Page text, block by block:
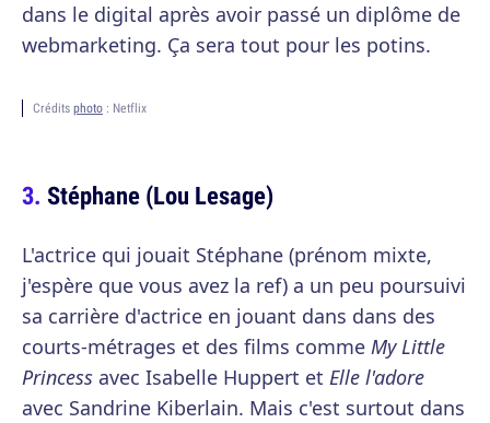
dans le digital après avoir passé un diplôme de
webmarketing. Ça sera tout pour les potins.
Crédits photo : Netflix
Stéphane (Lou Lesage)
L'actrice qui jouait Stéphane (prénom mixte,
j'espère que vous avez la ref) a un peu poursuivi
sa carrière d'actrice en jouant dans dans des
courts-métrages et des films comme My Little
Princess avec Isabelle Huppert et Elle l'adore
avec Sandrine Kiberlain. Mais c'est surtout dans